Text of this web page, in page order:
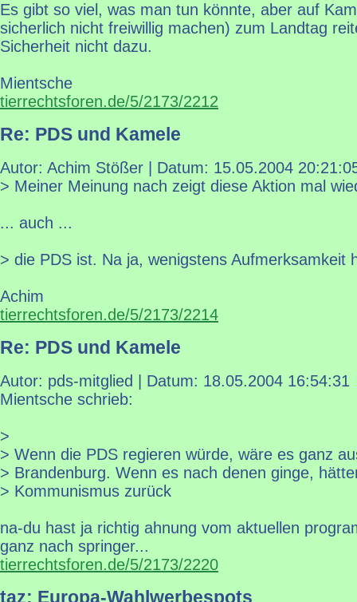
Es gibt so viel, was man tun könnte, aber auf
sicherlich nicht freiwillig machen) zum Landtag
Sicherheit nicht dazu.
Mientsche
tierrechtsforen.de/5/2173/2212
Re: PDS und Kamele
Autor: Achim Stößer | Datum: 15.05.2004
> Meiner Meinung nach zeigt diese Aktion mal
... auch ...
> die PDS ist. Na ja, wenigstens Aufmerksamkeit
Achim
tierrechtsforen.de/5/2173/2214
Re: PDS und Kamele
Autor: pds-mitglied | Datum: 18.05.2004 16:54:31
Mientsche schrieb:
>
> Wenn die PDS regieren würde, wäre es ganz
> Brandenburg. Wenn es nach denen ginge,
> Kommunismus zurück
na-du hast ja richtig ahnung vom aktuellen
ganz nach springer...
tierrechtsforen.de/5/2173/2220
taz: Europa-Wahlwerbespots